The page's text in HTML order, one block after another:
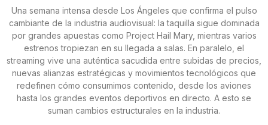
Una semana intensa desde Los Ángeles que confirma el pulso
cambiante de la industria audiovisual: la taquilla sigue dominada
por grandes apuestas como Project Hail Mary, mientras varios
estrenos tropiezan en su llegada a salas. En paralelo, el
streaming vive una auténtica sacudida entre subidas de precios,
nuevas alianzas estratégicas y movimientos tecnológicos que
redefinen cómo consumimos contenido, desde los aviones
hasta los grandes eventos deportivos en directo. A esto se
suman cambios estructurales en la industria.